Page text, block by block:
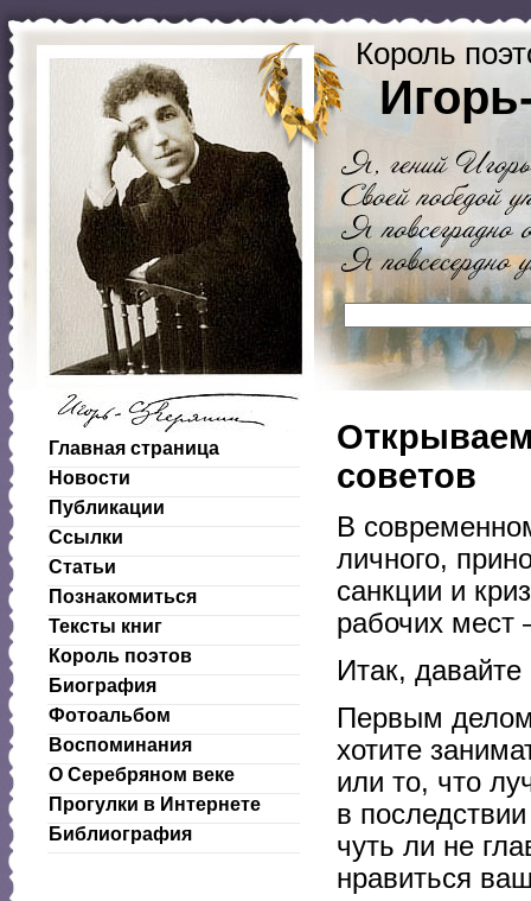
Король
Главная страница
Новости
Публикации
Ссылки
Статьи
Познакомиться
Тексты книг
Король поэтов
Биография
Фотоальбом
Воспоминания
О Серебряном веке
Прогулки в Интернете
Библиография
советов
В
личного,
санкции и
рабочих мест
Итак,
Первым
хотите
или то, что
в
чуть ли не
нравиться